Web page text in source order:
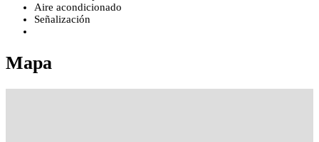
Aire acondicionado
Señalización
Mapa